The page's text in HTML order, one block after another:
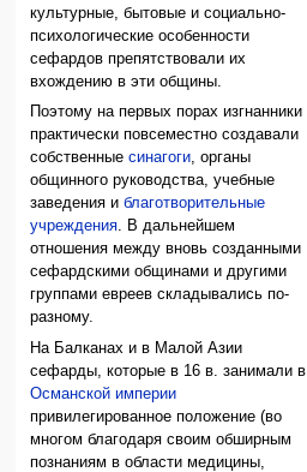
культурные, бытовые и социально-
психологические особенности
сефардов препятствовали их
вхождению в эти общины.
Поэтому на первых порах изгнанники
практически повсеместно создавали
собственныесинагоги, органы
общинного руководства, учебные
заведения иблаготворительные
учреждения. В дальнейшем
отношения между вновь созданными
сефардскими общинами и другими
группами евреев складывались по-
разному.
На Балканах и в Малой Азии
сефарды, которые в 16 в. занимали в
Османской империи
привилегированное положение (во
многом благодаря своим обширным
познаниям в области медицины,